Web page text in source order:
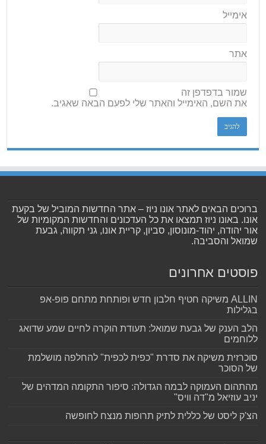
אימייל
אתר
שמור בדפדפן זה
את השם, האימייל והאתר שלי לפעם הבאה שאגיב.
ברוכים הבאים לאתר אונו ניוז – אתר החדשות המוביל של בקעת
אונו. באונו ניוז תמצאו את כל העדכונים והחדשות המקומיות של
אור יהודה, יהוד-מונוסון, סביון, קריית אונו, גני תקווה, גבעת
שמואל והסביבה.
פוסטים אחרונים
ALLIN משיקה חטיף חלבון חדש ופותחת מתחם פופ-אפ
בגלילות
הלב הענק של גבעת שמואל: תעודת הוקרה לחיים שמע שדואג
ללוחמים
סוכרזית משיקה את סדרת "כפית לכפית" להחלפה מושלמת
של הסוכר
מהתהום העמוקה לבמה הגדולה: סיפור התקומה המדהים של
יניב עוזיאל מ"דה וויס"
הצ'ק ליסט של כללית לתיק תרופות מנצח לחופשה